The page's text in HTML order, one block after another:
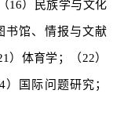
16）民族学与文化
书馆、情报与文献
）体育学；（22）
国际问题研究；